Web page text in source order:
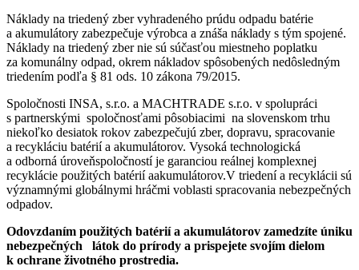
Náklady na triedený zber vyhradeného prúdu odpadu batérie
a akumulátory zabezpečuje výrobca a znáša náklady s tým spojené.
Náklady na triedený zber nie sú súčasťou miestneho poplatku
za komunálny odpad, okrem nákladov spôsobených nedôsledným
triedením podľa § 81 ods. 10 zákona 79/2015.
Spoločnosti INSA, s.r.o. a MACHTRADE s.r.o. v spolupráci
s partnerskými spoločnosťami pôsobiacimi na slovenskom trhu
niekoľko desiatok rokov zabezpečujú zber, dopravu, spracovanie
a recykláciu batérií a akumulátorov. Vysoká technologická
a odborná úroveňspoločností je garanciou reálnej komplexnej
recyklácie použitých batérií aakumulátorov.V triedení a recyklácii sú
významnými globálnymi hráčmi voblasti spracovania nebezpečných
odpadov.
Odovzdaním použitých batérií a akumulátorov zamedzíte úniku
nebezpečných látok do prírody a prispejete svojím dielom
k ochrane životného prostredia.